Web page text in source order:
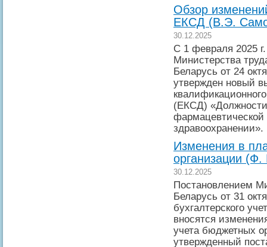
Обзор
ЕКСД (В.Э.
30.12.2025
С 1 февраля 2025
Министерства
Беларусь от 24
утвержден новый
(ЕКСД)
фармацевтической
здравоохранении».
Изменения в
организации
30.12.2025
Постановлением
Беларусь от 31
бухгалтерского
вносятся
учета бюджетных
утвержденный